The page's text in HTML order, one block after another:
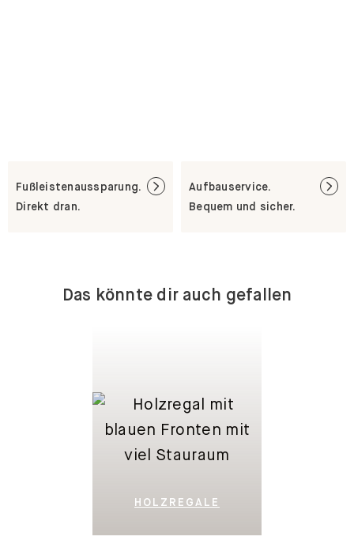
Fußleistenaussparung.
Direkt dran.
Aufbauservice.
Bequem und sicher.
Das könnte dir auch gefallen
HOLZREGALE